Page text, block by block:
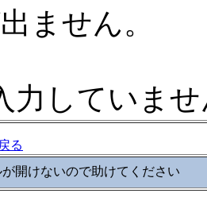
ません。
力していま
る
開けないので助けてください